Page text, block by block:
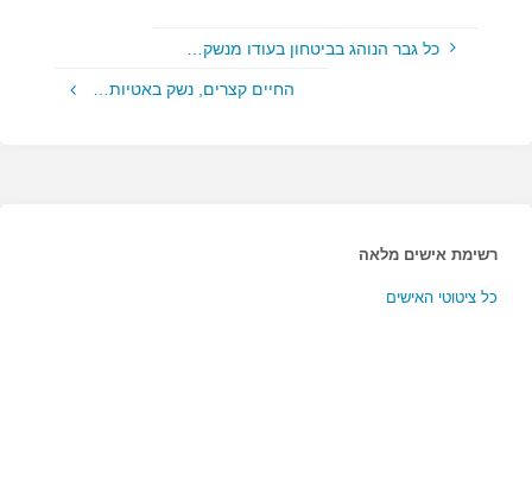
כל גבר הנוהג בביטחון בעודו מנשק…
החיים קצרים, נשק באטיות…
רשימת אישים מלאה
כל ציטוטי האישים